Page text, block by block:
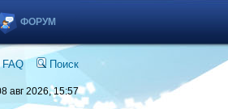
ФОРУМ
FAQ Поиск
авг 2026, 15:57